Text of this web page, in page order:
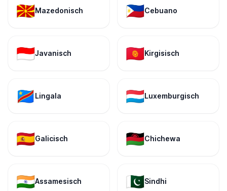
🇲🇰Mazedonisch 🇵🇭Cebuano
🇮🇩Javanisch 🇰🇬Kirgisisch
🇨🇩Lingala 🇱🇺Luxemburgisch
🇪🇸Galicisch 🇲🇼Chichewa
🇮🇳Assamesisch 🇵🇰Sindhi